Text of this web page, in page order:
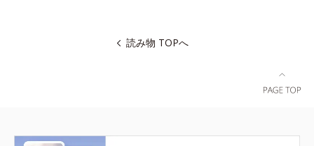
読み物 TOPへ